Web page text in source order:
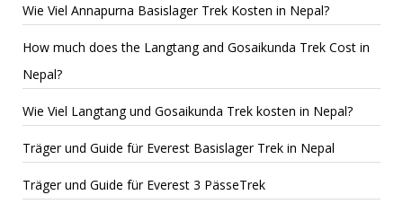
Wie Viel Annapurna Basislager Trek Kosten in Nepal?
How much does the Langtang and Gosaikunda Trek Cost in
Nepal?
Wie Viel Langtang und Gosaikunda Trek kosten in Nepal?
Träger und Guide für Everest Basislager Trek in Nepal
Träger und Guide für Everest 3 PässeTrek